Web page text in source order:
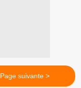
Page suivante >